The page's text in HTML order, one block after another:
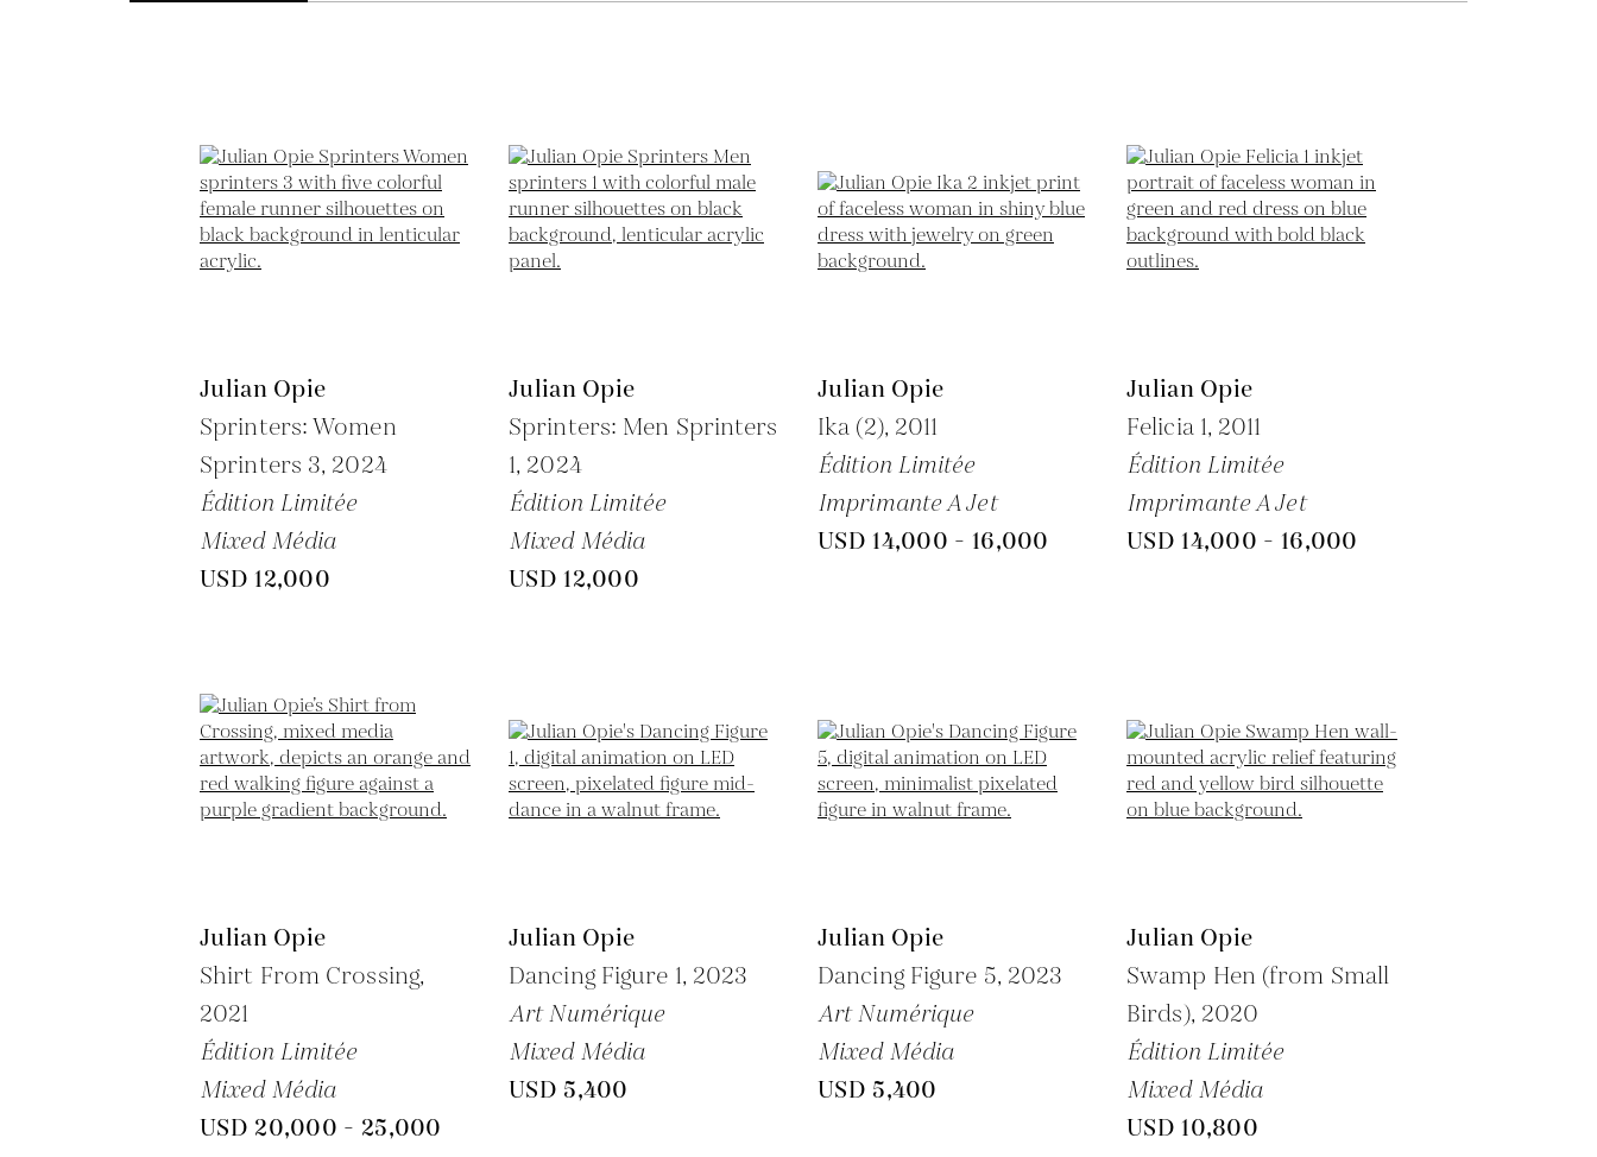
Julian Opie
Sprinters: Women
Sprinters 3, 2024
Édition Limitée
Mixed Média
USD 12,000
Julian Opie
Sprinters: Men Sprinters
1, 2024
Édition Limitée
Mixed Média
USD 12,000
Julian Opie
Ika (2), 2011
Édition Limitée
Imprimante A Jet
USD 14,000 - 16,000
Julian Opie
Felicia 1, 2011
Édition Limitée
Imprimante A Jet
USD 14,000 - 16,000
Julian Opie
Shirt From Crossing,
2021
Édition Limitée
Mixed Média
USD 20,000 - 25,000
Julian Opie
Dancing Figure 1, 2023
Art Numérique
Mixed Média
USD 5,400
Julian Opie
Dancing Figure 5, 2023
Art Numérique
Mixed Média
USD 5,400
Julian Opie
Swamp Hen (from Small
Birds), 2020
Édition Limitée
Mixed Média
USD 10,800